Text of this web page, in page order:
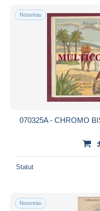
Nouveau
070325A - CHROMO
Statut
Nouveau